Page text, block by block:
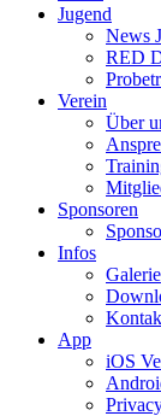
Jugend
News
RED
Verein
Über
Sponsoren
Infos
Galerie
App
iOS